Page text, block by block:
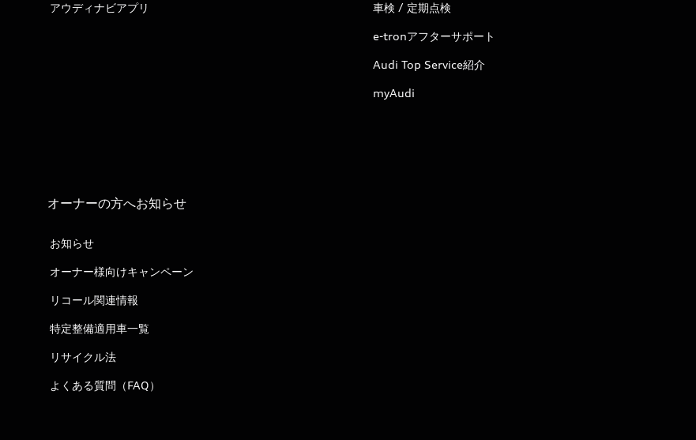
アウディナビアプリ 車検 / 定期点検
e-tronアフターサポート
Audi Top Service紹介
myAudi
オーナーの方へお知らせ
お知らせ
オーナー様向けキャンペーン
リコール関連情報
特定整備適用車一覧
リサイクル法
よくある質問（FAQ）